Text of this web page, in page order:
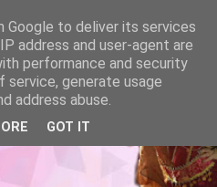
Google to deliver its services
address and user-agent are
performance and security
generate usage
address abuse.
GOT IT